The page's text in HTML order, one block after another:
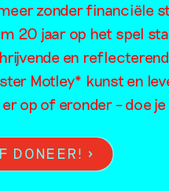
zonder financiële
20 jaar op het spel
en
Motley* kunst en
op of eronder – doe
DONEER!